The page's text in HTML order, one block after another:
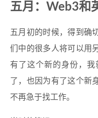
五月：Web3和
五月初的时候，得到确
们中的很多人将可以用
有了这个新的身份，
了，也因为有了这个新
不再急于找工作。